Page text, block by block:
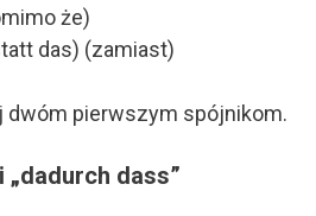
że)
das) (zamiast)
dwóm pierwszym spójnikom.
„dadurch dass”